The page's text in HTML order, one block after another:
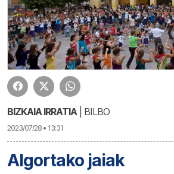
BIZKAIA IRRATIA | BILBO
2023/07/28 • 13:31
Algortako jaiak